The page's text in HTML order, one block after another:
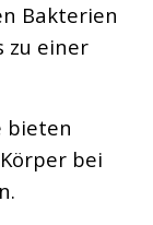
Bakterien
zu einer
bieten
bei